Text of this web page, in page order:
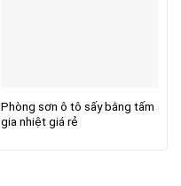
Phòng sơn ô tô sấy bằng tấm
gia nhiệt giá rẻ